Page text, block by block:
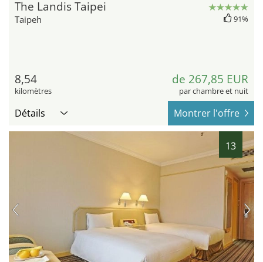
The Landis Taipei
Taipeh 91%
8,54
kilomètres
de 267,85 EUR
par chambre et nuit
Détails Montrer l'offre
13